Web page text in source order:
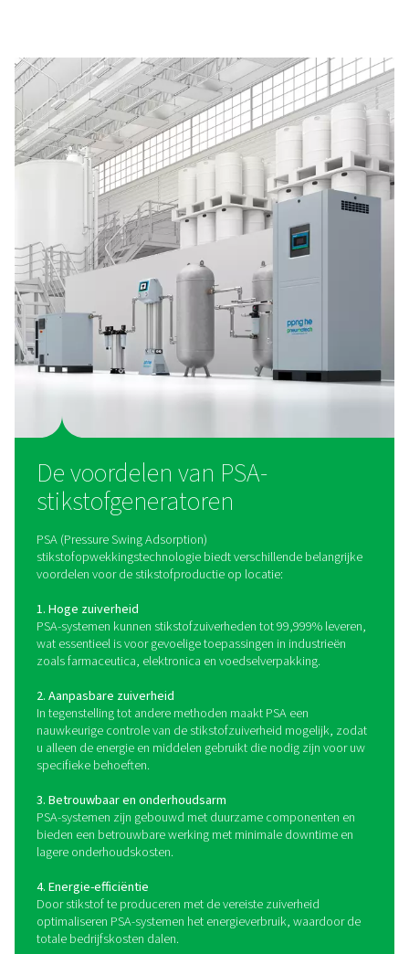
reliability, efficiency and a long lifetime.
De PPNG 100-800 HE is de premium PSA-
hoog debiet van Pneumatech, die de beste prestaties,
en zuiverheid in zijn klasse levert.